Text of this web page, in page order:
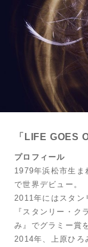
「LIFE GOES
プロフィール
1979年浜松市生ま
で世界デビュー。
2011年にはスタン
『スタンリー・ク
み』でグラミー賞
2014年、上原ひろ